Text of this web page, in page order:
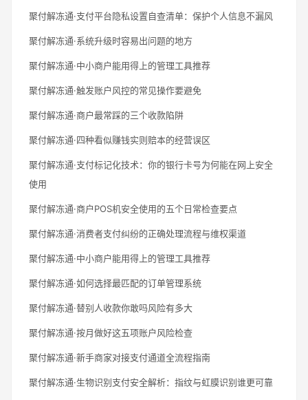
聚付解冻通·支付平台隐私设置自查清单：保护个人信息不漏风
聚付解冻通·系统升级时容易出问题的地方
聚付解冻通·中小商户能用得上的管理工具推荐
聚付解冻通·触发账户风控的常见操作要避免
聚付解冻通·商户最常踩的三个收款陷阱
聚付解冻通·四种看似赚钱实则赔本的经营误区
聚付解冻通·支付标记化技术：你的银行卡号为何能在网上安全
使用
聚付解冻通·商户POS机安全使用的五个日常检查要点
聚付解冻通·消费者支付纠纷的正确处理流程与维权渠道
聚付解冻通·中小商户能用得上的管理工具推荐
聚付解冻通·如何选择最匹配的订单管理系统
聚付解冻通·替别人收款你敢吗风险有多大
聚付解冻通·按月做好这五项账户风险检查
聚付解冻通·新手商家对接支付通道全流程指南
聚付解冻通·生物识别支付安全解析：指纹与虹膜识别谁更可靠